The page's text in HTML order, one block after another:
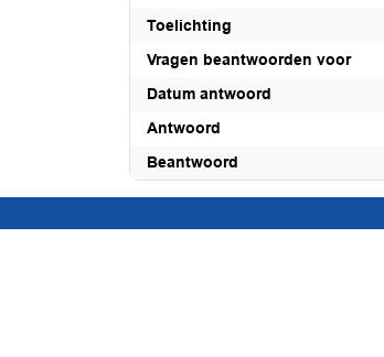
Toelichting
Vragen beantwoorden voor
Datum antwoord
Antwoord
Beantwoord